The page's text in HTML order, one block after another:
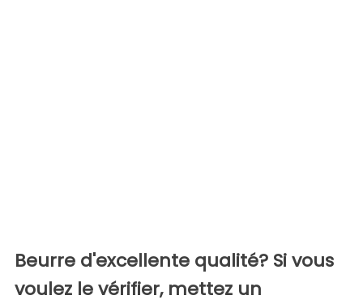
Beurre d'excellente qualité? Si vous
voulez le vérifier, mettez un